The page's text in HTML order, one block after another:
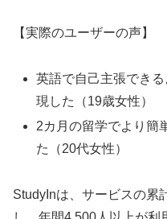
【実際のユーザーの声】
英語で自己主張でき
現した（19歳女性）
2カ月の留学でより簡
た（20代女性）
StudyInは、サービスの累